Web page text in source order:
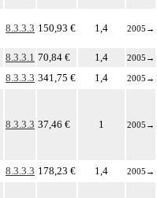
8.3.3.3 150,93 € 1,4 2005 →
8.3.3.1 70,84 € 1,4 2005 →
8.3.3.3 341,75 € 1,4 2005 →
8.3.3.3 37,46 € 1 2005 →
8.3.3.3 178,23 € 1,4 2005 →